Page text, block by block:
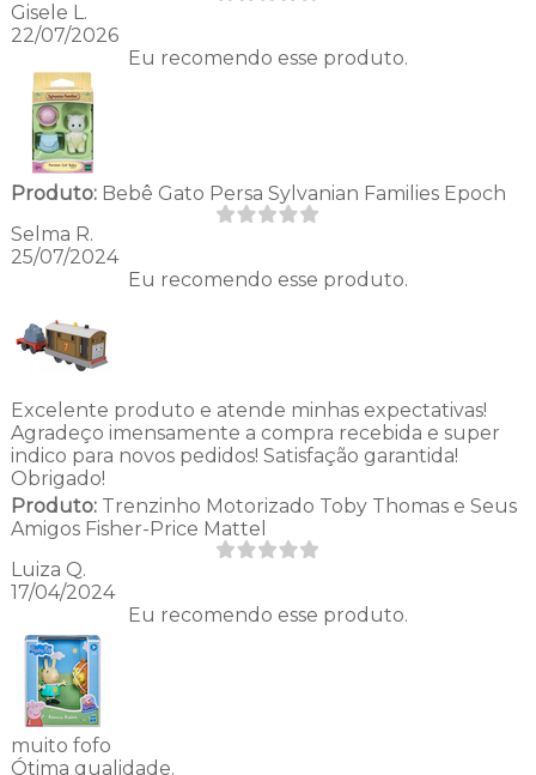
Gisele L.
22/07/2026
Eu recomendo esse produto.
Produto:Bebê Gato Persa Sylvanian Families Epoch
Selma R.
25/07/2024
Eu recomendo esse produto.
Excelente produto e atende minhas expectativas!
Agradeço imensamente a compra recebida e super
indico para novos pedidos! Satisfação garantida!
Obrigado!
Produto:Trenzinho Motorizado Toby Thomas e Seus
Amigos Fisher-Price Mattel
Luiza Q.
17/04/2024
Eu recomendo esse produto.
muito fofo
Ótima qualidade.